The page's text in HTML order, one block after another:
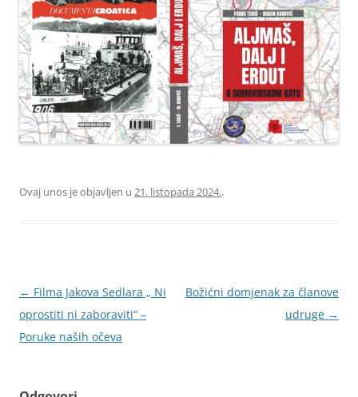
Ovaj unos je objavljen u 21. listopada 2024..
Navigacija
objava
← Filma Jakova Sedlara „ Ni
oprostiti ni zaboraviti“ –
Poruke naših očeva
Božićni domjenak za članove
udruge →